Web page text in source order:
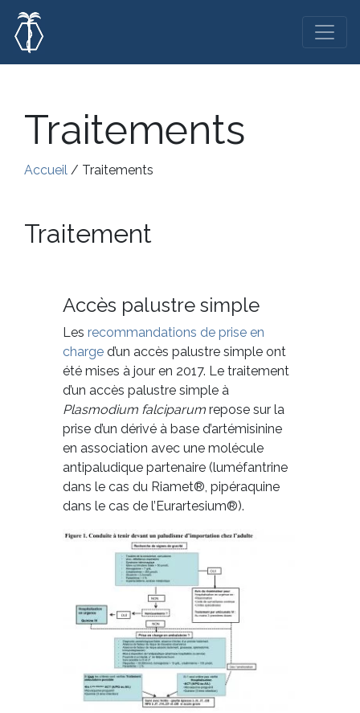
Traitements
Accueil / Traitements
Traitement
Accès palustre simple
Les recommandations de prise en
charge d’un accès palustre simple ont
été mises à jour en 2017. Le traitement
d’un accès palustre simple à
Plasmodium falciparum repose sur la
prise d’un dérivé à base d’artémisinine
en association avec une molécule
antipaludique partenaire (luméfantrine
dans le cas du Riamet®, pipéraquine
dans le cas de l’Eurartesium®).